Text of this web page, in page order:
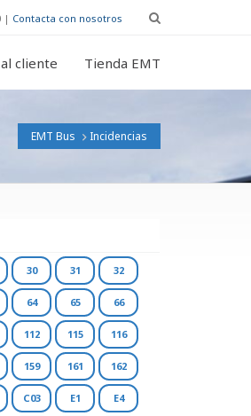
| Contacta con nosotros
cliente Tienda EMT
EMT Bus Incidencias
30 31 32
64 65 66
112 115 116
159 161 162
C03 E1 E4